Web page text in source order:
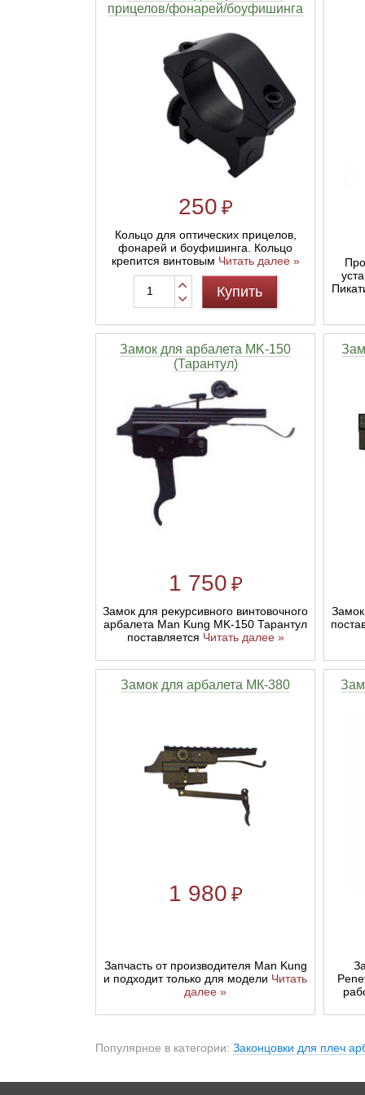
прицелов/фонарей/боуфишинга
250 ₽
Кольцо для оптических прицелов,
фонарей и боуфишинга. Кольцо
крепится винтовым Читать далее »
Купить
Замок для арбалета MK-150
(Тарантул)
1 750 ₽
Замок для рекурсивного винтовочного
арбалета Man Kung MK-150 Тарантул
поставляется Читать далее »
Замок для арбалета МК-380
1 980 ₽
Запчасть от производителя Man Kung
и подходит только для модели Читать
далее »
Популярное в категории: Законцовки для плеч